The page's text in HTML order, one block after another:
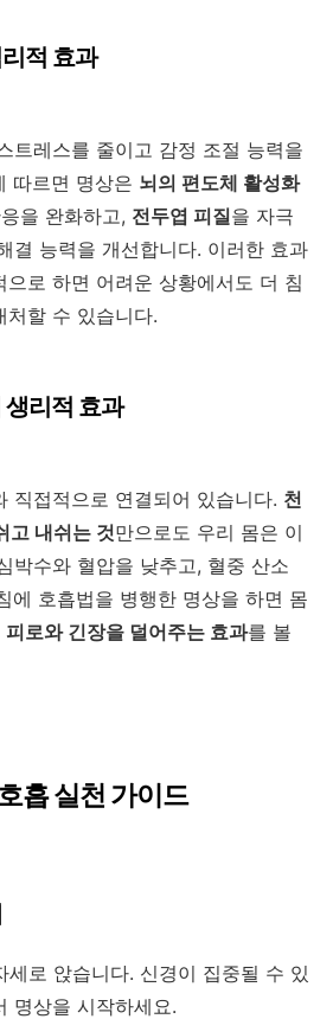
적 효과
트레스를 줄이고 감정 조절 능력을
따르면 명상은 뇌의 편도체 활성화
을 완화하고, 전두엽 피질을 자극
결 능력을 개선합니다. 이러한 효과
으로 하면 어려운 상황에서도 더 침
처할 수 있습니다.
리적 효과
직접적으로 연결되어 있습니다. 천
고 내쉬는 것만으로도 우리 몸은 이
박수와 혈압을 낮추고, 혈중 산소
에 호흡법을 병행한 명상을 하면 몸
피로와 긴장을 덜어주는 효과를 볼
흡 실천 가이드
세로 앉습니다. 신경이 집중될 수 있
명상을 시작하세요.